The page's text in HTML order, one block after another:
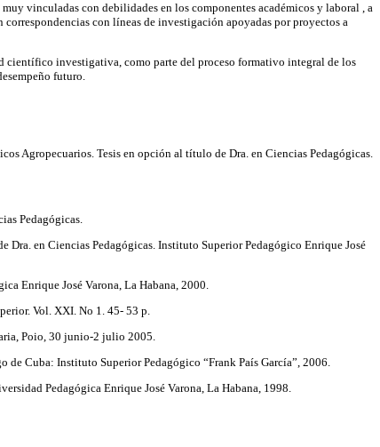
vinculadas con debilidades en los componentes académicos y laboral , a
con líneas de investigación apoyadas por proyectos a
científico investigativa, como parte del proceso formativo integral de los
futuro.
Agropecuarios. Tesis en opción al título de Dra. en Ciencias Pedagógicas.
Pedagógicas.
en Ciencias Pedagógicas. Instituto Superior Pedagógico Enrique José
Enrique José Varona, La Habana, 2000.
Vol. XXI. No 1. 45- 53 p.
Poio, 30 junio-2 julio 2005.
de Cuba: Instituto Superior Pedagógico “Frank País García”, 2006.
Pedagógica Enrique José Varona, La Habana, 1998.